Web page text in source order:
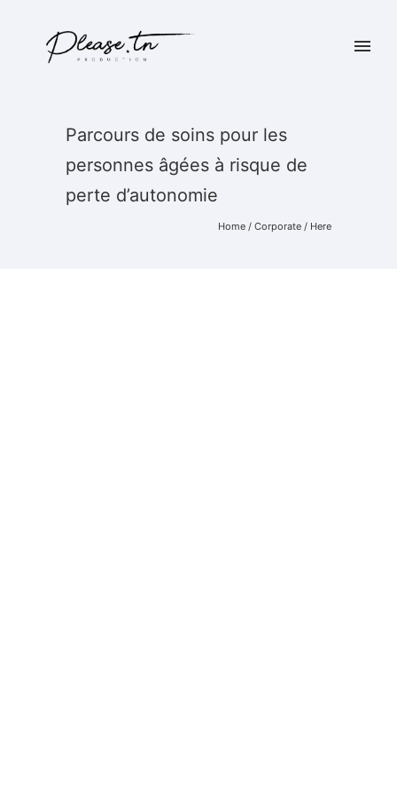
Parcours de soins pour les
personnes âgées à risque de
perte d’autonomie
Home / Corporate / Here